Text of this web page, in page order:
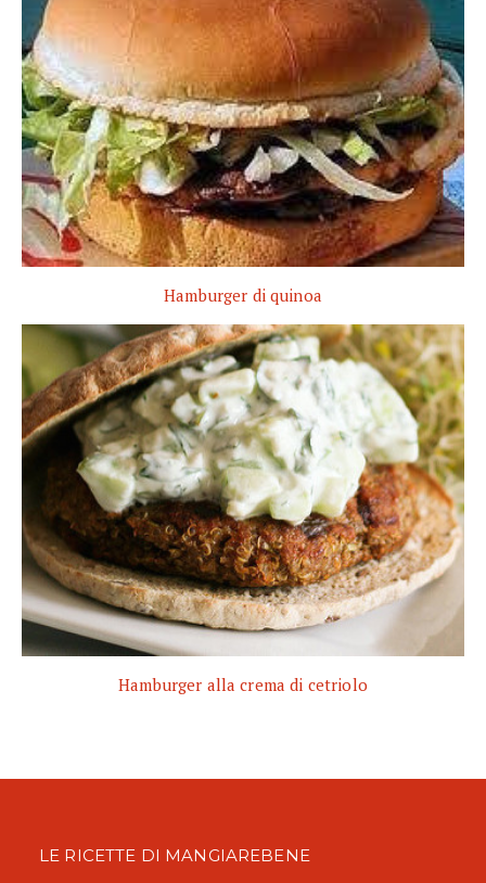
Hamburger di quinoa
Hamburger alla crema di cetriolo
LE RICETTE DI MANGIAREBENE